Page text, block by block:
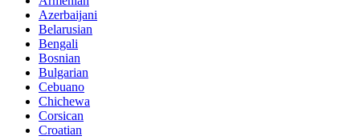
Azerbaijani
Belarusian
Bengali
Bosnian
Bulgarian
Cebuano
Chichewa
Corsican
Croatian